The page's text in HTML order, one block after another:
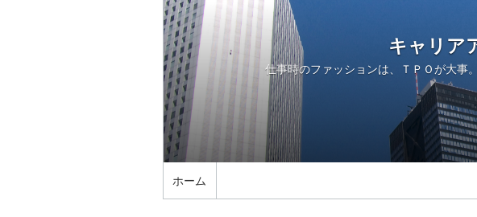
キャリア
仕事時のファッションは、ＴＰＯが大事
ホーム